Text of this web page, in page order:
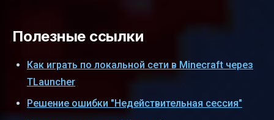
Полезные ссылки
Как играть по локальной сети в Minecraft через
TLauncher
Решение ошибки "Недействительная сессия"